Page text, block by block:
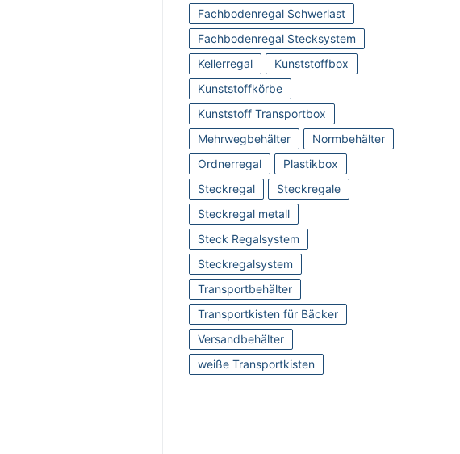
Fachbodenregal Schwerlast
Fachbodenregal Stecksystem
Kellerregal
Kunststoffbox
Kunststoffkörbe
Kunststoff Transportbox
Mehrwegbehälter
Normbehälter
Ordnerregal
Plastikbox
Steckregal
Steckregale
Steckregal metall
Steck Regalsystem
Steckregalsystem
Transportbehälter
Transportkisten für Bäcker
Versandbehälter
weiße Transportkisten